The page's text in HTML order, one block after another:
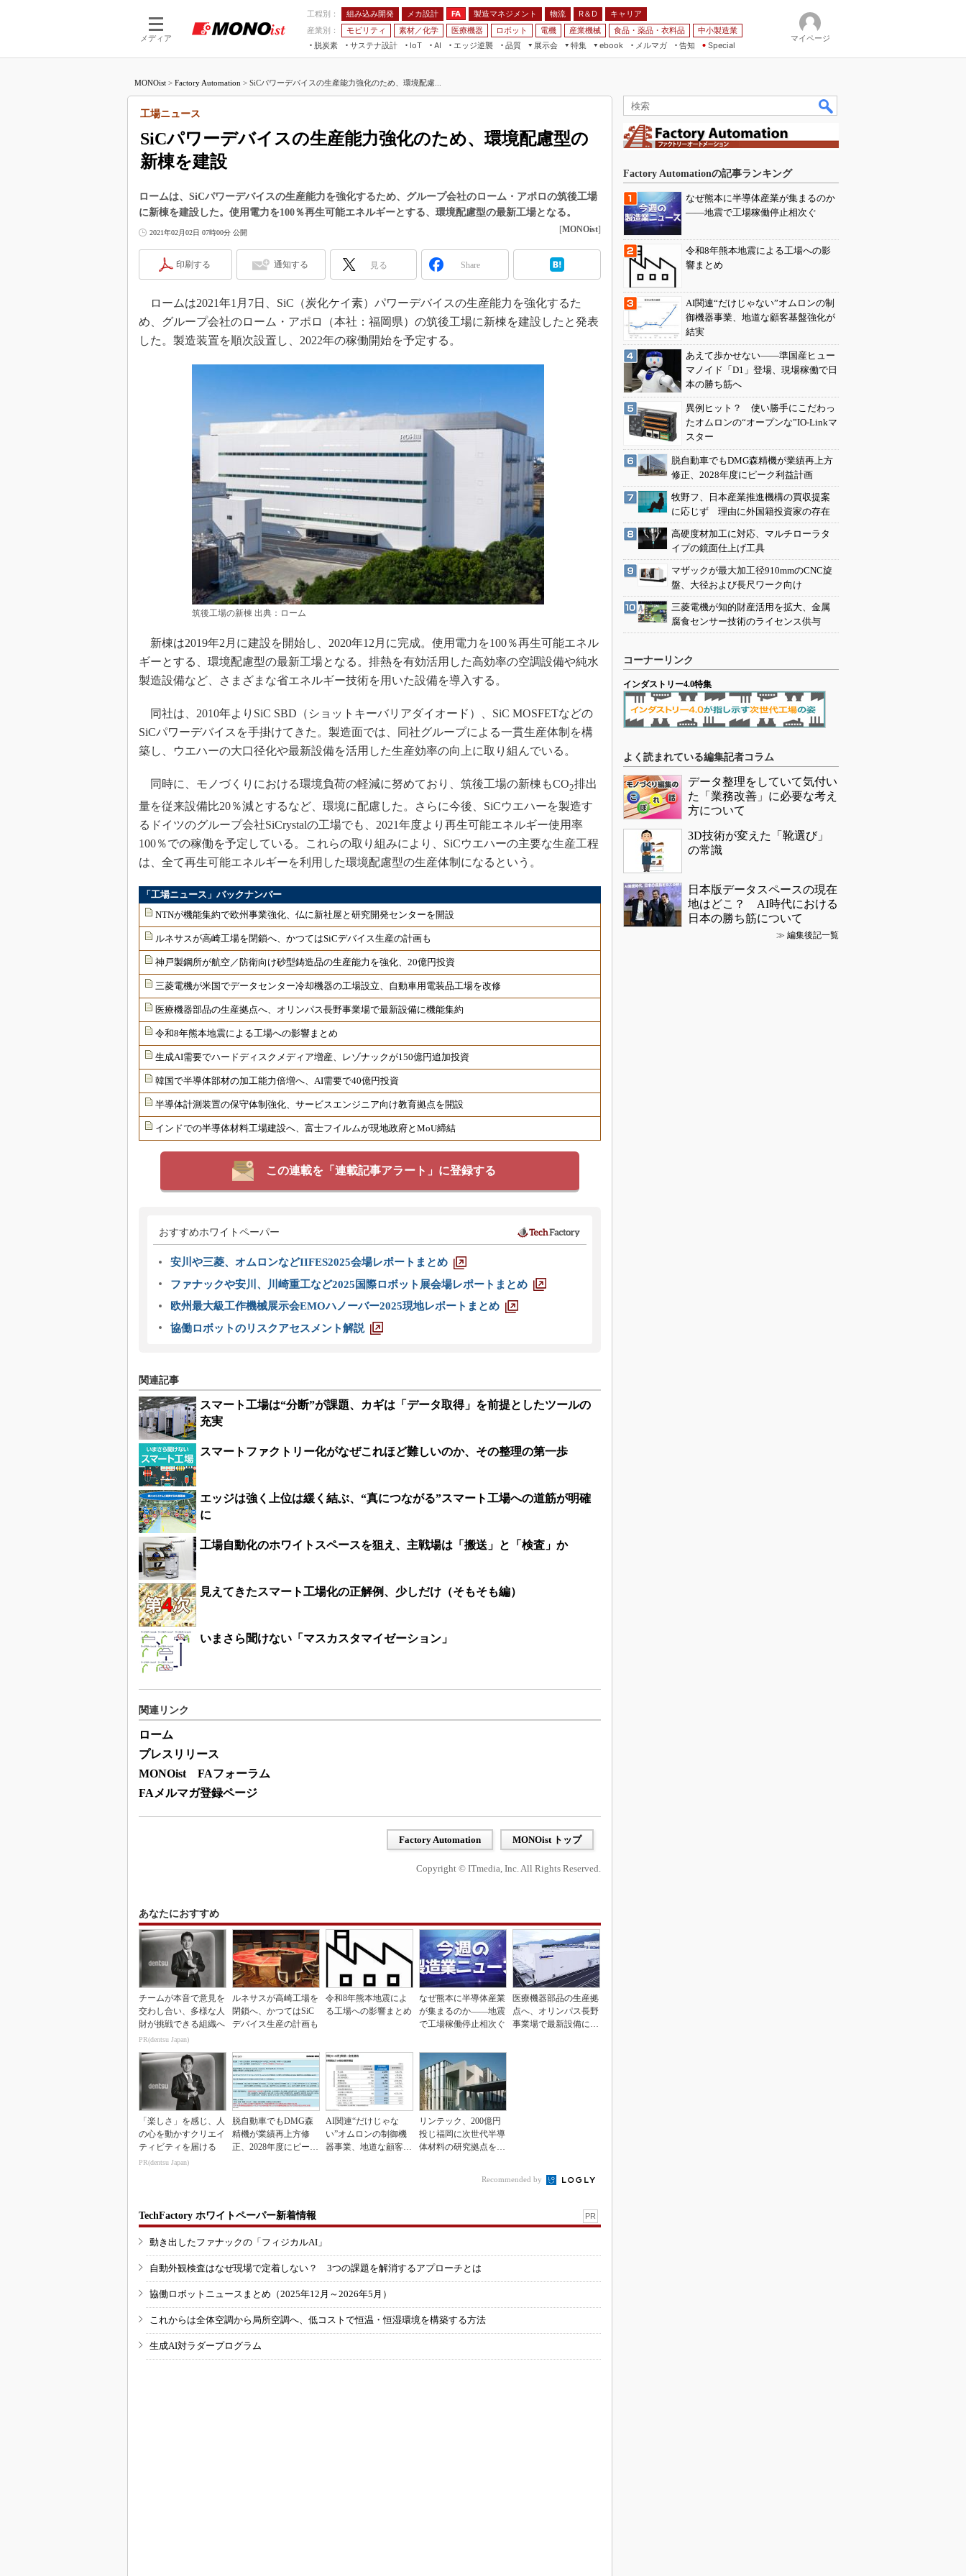
メディア
工程別： 組み込み開発 メカ設計 FA 製造マネジメント 物流 R＆D
キャリア
産業別：
モビリティ 素材／化学 医療機器 ロボット 電機 産業機械 食品・薬品・衣料品
中小製造業
脱炭素
サステナ設計
IoT
つながる工場
AI
AI×設備保全
エッジ逆襲 品質
展示会
JIMTOF
IIFES
TECHNO-FRONTIER
スマート工場EXPO
EdgeTech+
AUTOMOTIVE WORLD
産業オープンネット展
特集
つながるクルマ
フィールドサービス
組み込み画像技術
組み込みモデリング
車載ソフト開発
ISO26262
無償設計ツール
3Dプリンタ
デジタルツインとCAE
イノベーション
製造業ビッグデータ
メイドインジャパン
植物工場
知財マネジメント
海外生産
グローバル設計・開発
制御セキュリティ
新型コロナへの対応
ebook
FA
メルマガ
告知 Special
マイページ
MONOist > Factory Automation > SiCパワーデバイスの生産能力強化のため、環境配慮...
SiCパワーデバイスの生産能力強化のため、環境配慮型の
新棟を建設
工場ニュース
ロームは、SiCパワーデバイスの生産能力を強化するため、グループ会社のローム・アポロの筑後工場
に新棟を建設した。使用電力を100％再生可能エネルギーとする、環境配慮型の最新工場となる。
2021年02月02日 07時00分 公開 [MONOist]
印刷する 通知する 見る Share
ロームは2021年1月7日、SiC（炭化ケイ素）パワーデバイスの生産能力を強化するた
め、グループ会社のローム・アポロ（本社：福岡県）の筑後工場に新棟を建設したと発表
した。製造装置を順次設置し、2022年の稼働開始を予定する。
筑後工場の新棟 出典：ローム
新棟は2019年2月に建設を開始し、2020年12月に完成。使用電力を100％再生可能エネル
ギーとする、環境配慮型の最新工場となる。排熱を有効活用した高効率の空調設備や純水
製造設備など、さまざまな省エネルギー技術を用いた設備を導入する。
同社は、2010年よりSiC SBD（ショットキーバリアダイオード）、SiC MOSFETなどの
SiCパワーデバイスを手掛けてきた。製造面では、同社グループによる一貫生産体制を構
築し、ウエハーの大口径化や最新設備を活用した生産効率の向上に取り組んでいる。
同時に、モノづくりにおける環境負荷の軽減に努めており、筑後工場の新棟もCO2排出
量を従来設備比20％減とするなど、環境に配慮した。さらに今後、SiCウエハーを製造す
るドイツのグループ会社SiCrystalの工場でも、2021年度より再生可能エネルギー使用率
100％での稼働を予定している。これらの取り組みにより、SiCウエハーの主要な生産工程
は、全て再生可能エネルギーを利用した環境配慮型の生産体制になるという。
「工場ニュース」バックナンバー
NTNが機能集約で欧州事業強化、仏に新社屋と研究開発センターを開設
ルネサスが高崎工場を閉鎖へ、かつてはSiCデバイス生産の計画も
神戸製鋼所が航空／防衛向け砂型鋳造品の生産能力を強化、20億円投資
三菱電機が米国でデータセンター冷却機器の工場設立、自動車用電装品工場を改修
医療機器部品の生産拠点へ、オリンパス長野事業場で最新設備に機能集約
令和8年熊本地震による工場への影響まとめ
生成AI需要でハードディスクメディア増産、レゾナックが150億円追加投資
韓国で半導体部材の加工能力倍増へ、AI需要で40億円投資
半導体計測装置の保守体制強化、サービスエンジニア向け教育拠点を開設
インドでの半導体材料工場建設へ、富士フイルムが現地政府とMoU締結
この連載を「連載記事アラート」に登録する
おすすめホワイトペーパー
安川や三菱、オムロンなどIIFES2025会場レポートまとめ
ファナックや安川、川崎重工など2025国際ロボット展会場レポートまとめ
欧州最大級工作機械展示会EMOハノーバー2025現地レポートまとめ
協働ロボットのリスクアセスメント解説
関連記事
スマート工場は“分断”が課題、カギは「データ取得」を前提としたツールの
充実
スマートファクトリー化がなぜこれほど難しいのか、その整理の第一歩
エッジは強く上位は緩く結ぶ、“真につながる”スマート工場への道筋が明確
に
工場自動化のホワイトスペースを狙え、主戦場は「搬送」と「検査」か
見えてきたスマート工場化の正解例、少しだけ（そもそも編）
いまさら聞けない「マスカスタマイゼーション」
関連リンク
ローム
プレスリリース
MONOist FAフォーラム
FAメルマガ登録ページ
Factory Automation MONOist トップ
Copyright © ITmedia, Inc. All Rights Reserved.
あなたにおすすめ
チームが本音で意見を
交わし合い、多様な人
財が挑戦できる組織へ
PR(dentsu Japan)
ルネサスが高崎工場を
閉鎖へ、かつてはSiC
デバイス生産の計画も
令和8年熊本地震によ
る工場への影響まとめ
なぜ熊本に半導体産業
が集まるのか――地震
で工場稼働停止相次ぐ
医療機器部品の生産拠
点へ、オリンパス長野
事業場で最新設備に機
「楽しさ」を感じ、人
の心を動かすクリエイ
ティビティを届ける
PR(dentsu Japan)
脱自動車でもDMG森
精機が業績再上方修
正、2028年度にピーク
AI関連“だけじゃな
い”オムロンの制御機
器事業、地道な顧客基
リンテック、200億円
投じ福岡に次世代半導
体材料の研究拠点を開
Recommended by
TechFactory ホワイトペーパー新着情報 PR
動き出したファナックの「フィジカルAI」
自動外観検査はなぜ現場で定着しない？ 3つの課題を解消するアプローチとは
協働ロボットニュースまとめ（2025年12月～2026年5月）
これからは全体空調から局所空調へ、低コストで恒温・恒湿環境を構築する方法
生成AI対ラダープログラム
Factory Automationの記事ランキング
なぜ熊本に半導体産業が集まるのか
――地震で工場稼働停止相次ぐ
令和8年熊本地震による工場への影
響まとめ
AI関連“だけじゃない”オムロンの制
御機器事業、地道な顧客基盤強化が
結実
あえて歩かせない――準国産ヒュー
マノイド「D1」登場、現場稼働で日
本の勝ち筋へ
異例ヒット？ 使い勝手にこだわっ
たオムロンの“オープンな”IO-Linkマ
スター
脱自動車でもDMG森精機が業績再上方
修正、2028年度にピーク利益計画
牧野フ、日本産業推進機構の買収提案
に応じず 理由に外国籍投資家の存在
高硬度材加工に対応、マルチローラタ
イプの鏡面仕上げ工具
マザックが最大加工径910mmのCNC旋
盤、大径および長尺ワーク向け
三菱電機が知的財産活用を拡大、金属
腐食センサー技術のライセンス供与
コーナーリンク
インダストリー4.0特集
よく読まれている編集記者コラム
データ整理をしていて気付い
た「業務改善」に必要な考え
方について
3D技術が変えた「靴選び」
の常識
日本版データスペースの現在
地はどこ？ AI時代における
日本の勝ち筋について
≫ 編集後記一覧